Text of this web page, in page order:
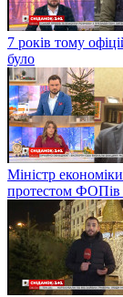
7 років тому
було
Міністр
протестом ФОПів